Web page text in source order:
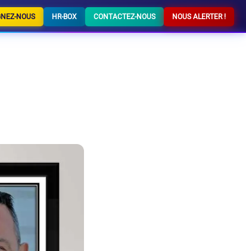
NOUS HR-BOX CONTACTEZ-NOUS NOUS ALERTER !